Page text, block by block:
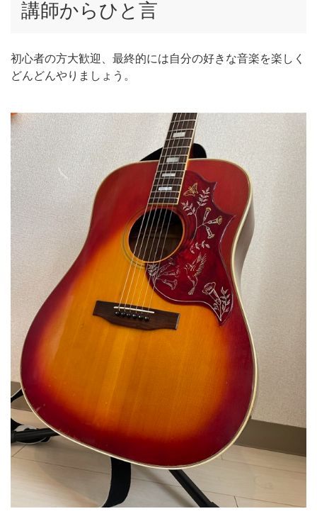
講師からひと言
初心者の方大歓迎、最終的には自分の好きな音楽を楽しく
どんどんやりましょう。